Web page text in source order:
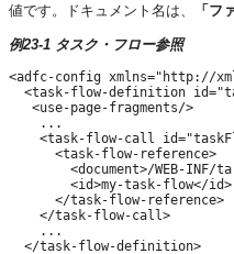
値です。ドキュメント名は、
「フ
例23-1 タスク・フロー参照
<adfc-config xmlns="http://
<task-flow-definition
   <use-page-fragments/>
    ...
<task-flow-call
      <task-flow-reference>
<document>/WEB-INF/
        <id>my-task-flow</id>
      </task-flow-reference>
    </task-flow-call>
    ...
  </task-flow-definition>